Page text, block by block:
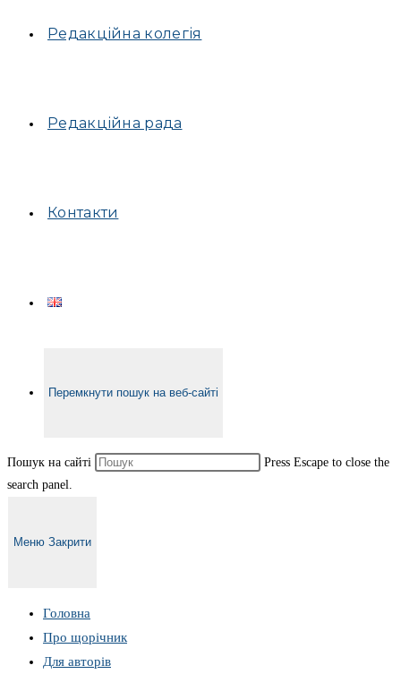
Редакційна колегія
Редакційна рада
Контакти
Перемкнути пошук на веб-сайті
Пошук на сайті
Press Escape to close the
search panel.
Меню Закрити
Головна
Про щорічник
Для авторів